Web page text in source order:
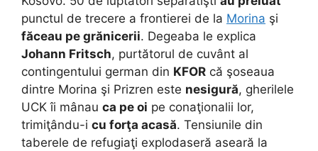
punctul de trecere a frontierei de la Morina şi
făceau pe grănicerii. Degeaba le explica
Johann Fritsch, purtătorul de cuvânt al
contingentului german din KFOR că şoseaua
dintre Morina şi Prizren este nesigură, gherilele
UCK îi mânau ca pe oi pe conaţionalii lor,
trimiţându-i cu forţa acasă. Tensiunile din
taberele de refugiaţi explodaseră aseară la